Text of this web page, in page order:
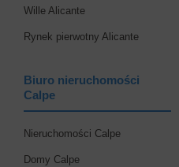
Wille Alicante
Rynek pierwotny Alicante
Biuro nieruchomości
Calpe
Nieruchomości Calpe
Domy Calpe